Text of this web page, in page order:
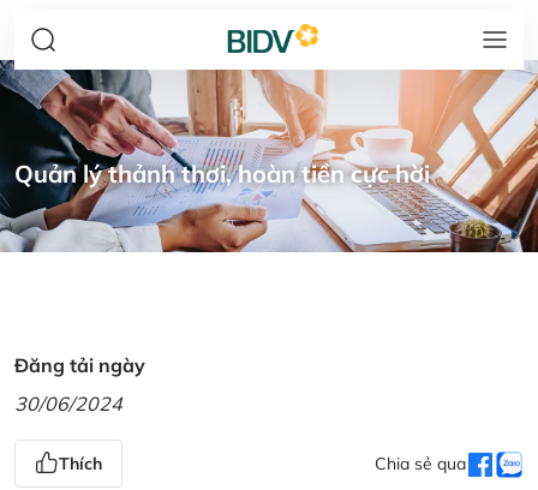
Quản lý thảnh thơi, hoàn tiền cực hời
Đăng tải ngày
30/06/2024
Thích Chia sẻ qua